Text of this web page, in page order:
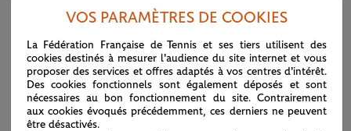
tournois du Grand Chelem depuis Novak Djokovic en 2008.
The youngest man to reach the
quarter-finals at all four Slams
since Novak Djokovic from 2007-
08
Bravo,@janniksin🇮🇹
pic.twitter.com/jWBPsRua6s
— Roland-
Garros
(@rolandgarros)
September
6, 2022
VOS PARAMÈTRES DE COOKIES
La Fédération Française de Tennis et ses tiers utilisent des
cookies destinés à mesurer l'audience du site internet et vous
proposer des services et offres adaptés à vos centres d'intérêt.
Des cookies fonctionnels sont également déposés et sont
nécessaires au bon fonctionnement du site. Contrairement
aux cookies évoqués précédemment, ces derniers ne peuvent
être désactivés.